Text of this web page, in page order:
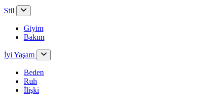
Stil
Giyim
Bakım
İyi Yaşam
Beden
Ruh
İlişki